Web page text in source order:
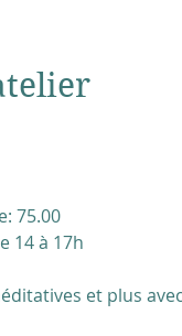
75.00
14 à 17h
et plus